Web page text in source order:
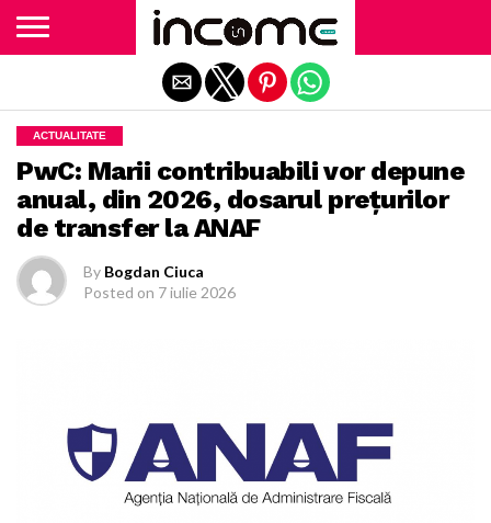
ACTUALITATE
PwC: Marii contribuabili vor depune
anual, din 2026, dosarul prețurilor
de transfer la ANAF
By Bogdan Ciuca
Posted on 7 iulie 2026
Exit mobile version